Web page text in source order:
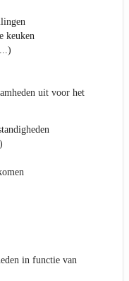
keuken
uit voor het
in functie van